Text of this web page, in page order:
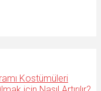
Kostümüleri